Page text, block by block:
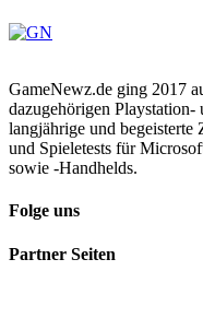
GameNewz.de ging 2017
dazugehörigen
langjährige und begeisterte
und Spieletests für
sowie -Handhelds.
Folge uns
Partner Seiten